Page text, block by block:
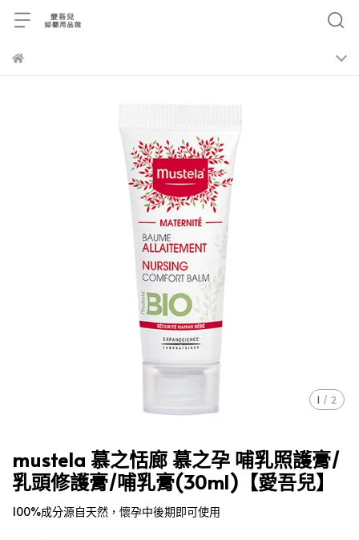
1 / 2
mustela 慕之恬廊 慕之孕 哺乳照護膏/
乳頭修護膏/哺乳膏(30ml)【愛吾兒】
100%成分源自天然，懷孕中後期即可使用